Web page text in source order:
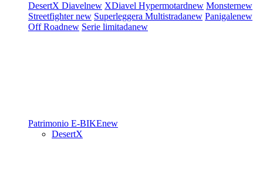
DesertX Diavelnew XDiavel Hypermotardnew Monsternew
Streetfighternew Superleggera Multistradanew Panigalenew
Off Roadnew Serie limitadanew
Patrimonio E-BIKEnew
DesertX